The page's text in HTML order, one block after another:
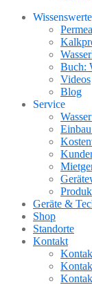
Buch:
Videos
Blog
Service
Geräte &
Shop
Standorte
Kontakt